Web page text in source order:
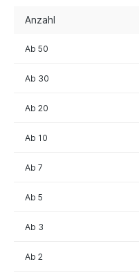
Anzahl
Ab 2
Ab 3
Ab 5
Ab 7
Ab 10
Ab 20
Ab 30
Ab 50